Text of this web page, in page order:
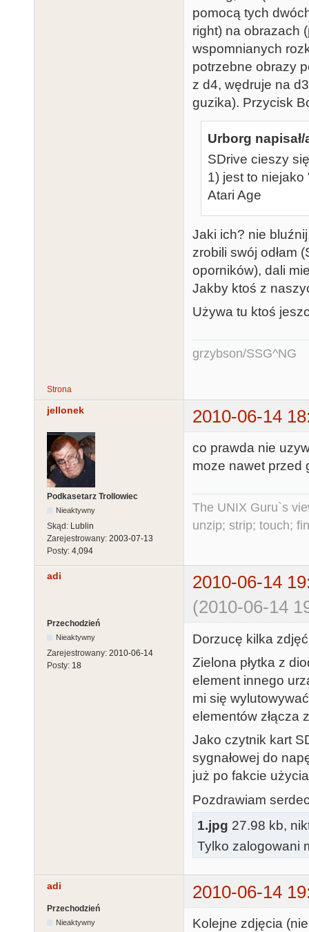
pomocą tych
right) na obrazach
wspomnianych
potrzebne obrazy
z d4, wędruje na
guzika). Przycisk
Urborg napisał/
SDrive cieszy
1) jest to niejako
Atari Age
Jaki ich? nie
zrobili swój odłam
oporników), dali
Jakby ktoś z
Używa tu ktoś
grzybson/SSG^NG
Strona
jellonek 2010-06-14
Podkasetarz Trollowiec
Nieaktywny
Skąd: Lublin
Zarejestrowany: 2003-07-13
Posty: 4,094
co prawda nie
moze nawet przed
The UNIX Guru`s
unzip; strip; touch;
adi
2010-06-14
(2010-06-14
Przechodzień
Nieaktywny
Zarejestrowany: 2010-06-14
Posty: 18
Dorzucę kilka
Zielona płytka z
element innego
mi się
elementów złącza
Jako czytnik kart
sygnałowej do
już po fakcie
Pozdrawiam
1.jpg 27.98 kb,
Tylko zalogowani
adi 2010-06-14
Przechodzień
Nieaktywny
Kolejne zdjęcia